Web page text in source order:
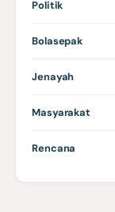
Politik
Bolasepak
Jenayah
Masyarakat
Rencana